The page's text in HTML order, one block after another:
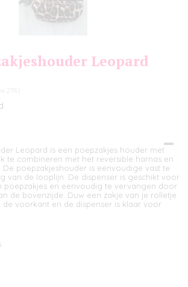
Leopard
21%)
Leopard is een poepzakjes houder met
te combineren met het reversible harnas en
De poepzakjeshouder is eenvoudige vast te
van de looplijn. De dispenser is geschikt voor
poepzakjes en eenvoudig te vervangen door
de bovenzijde. Duw een zakje van je rolletje
voorkant en de dispenser is klaar voor